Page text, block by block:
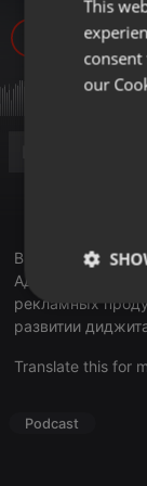
1.172
В эфире
Адильбек
рекламных
развитии
Translate this for
Podcast
This
our